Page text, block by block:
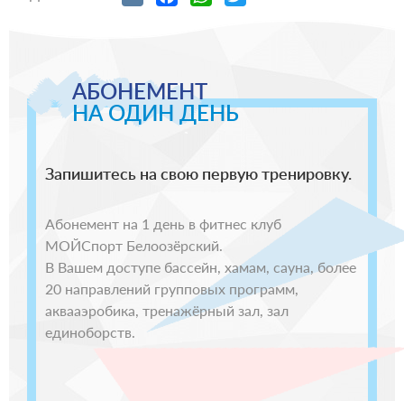
АБОНЕМЕНТ
НА ОДИН ДЕНЬ
Запишитесь на свою первую тренировку.
Абонемент на 1 день в фитнес клуб
МОЙСпорт Белоозёрский.
В Вашем доступе бассейн, хамам, сауна, более
20 направлений групповых программ,
аквааэробика, тренажёрный зал, зал
единоборств.